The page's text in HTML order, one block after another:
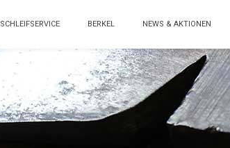
SCHLEIFSERVICE BERKEL NEWS & AKTIONEN